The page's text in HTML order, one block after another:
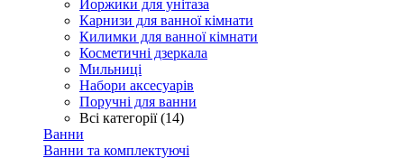
Йоржики для унітаза
Карнизи для ванної кімнати
Килимки для ванної кімнати
Косметичні дзеркала
Мильниці
Набори аксесуарів
Поручні для ванни
Всі категорії (14)
Ванни
Ванни та комплектуючі